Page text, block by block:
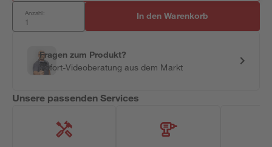
Anzahl: In den Warenkorb
Fragen zum Produkt?
Sofort-Videoberatung aus dem Markt
Unsere passenden Services